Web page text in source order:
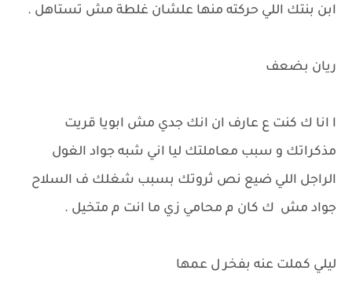
ابن بنتك اللي حركته منها علشان غلطة مش تستاهل .
ريان بضعف
ا انا ك كنت ع عارف ان انك جدي مش ابويا قريت
مذكراتك و سبب معاملتك ليا اني شبه جواد الغول
الراجل اللي ضيع نص ثروتك بسبب شغلك ف السلاح
جواد مش ك كان م محامي زي ما انت م متخيل .
ليلي كملت عنه بفخر ل عمها